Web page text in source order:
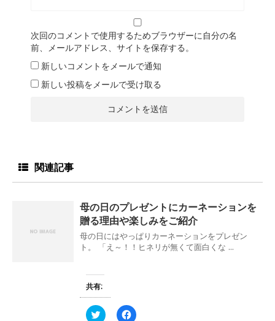
次回のコメントで使用するためブラウザーに自分の名
前、メールアドレス、サイトを保存する。
新しいコメントをメールで通知
新しい投稿をメールで受け取る
関連記事
母の日のプレゼントにカーネーションを
贈る理由や楽しみをご紹介
母の日にはやっぱりカーネーションをプレゼン
ト。 「え～！！ヒネリが無くて面白くな ...
共有:
ク F